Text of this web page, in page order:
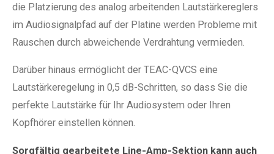
die Platzierung des analog arbeitenden Lautstärkereglers
im Audiosignalpfad auf der Platine werden Probleme mit
Rauschen durch abweichende Verdrahtung vermieden.
Darüber hinaus ermöglicht der TEAC-QVCS eine
Lautstärkeregelung in 0,5 dB-Schritten, so dass Sie die
perfekte Lautstärke für Ihr Audiosystem oder Ihren
Kopfhörer einstellen können.
Sorgfältig gearbeitete Line-Amp-Sektion kann auch